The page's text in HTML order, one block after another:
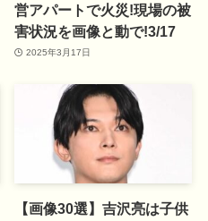
営アパートで火災!現場の被
害状況を画像と動で!3/17
2025年3月17日
【画像30選】吉沢亮は子供